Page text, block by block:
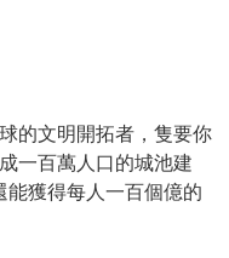
的文明開拓者，隻要你
一百萬人口的城池建
獲得每人一百個億的